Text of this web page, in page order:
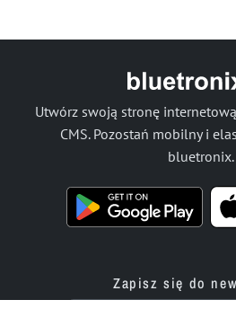
Utwórz swoją stronę
CMS. Pozostań mobilny i
bluetronix.
Zapisz się do